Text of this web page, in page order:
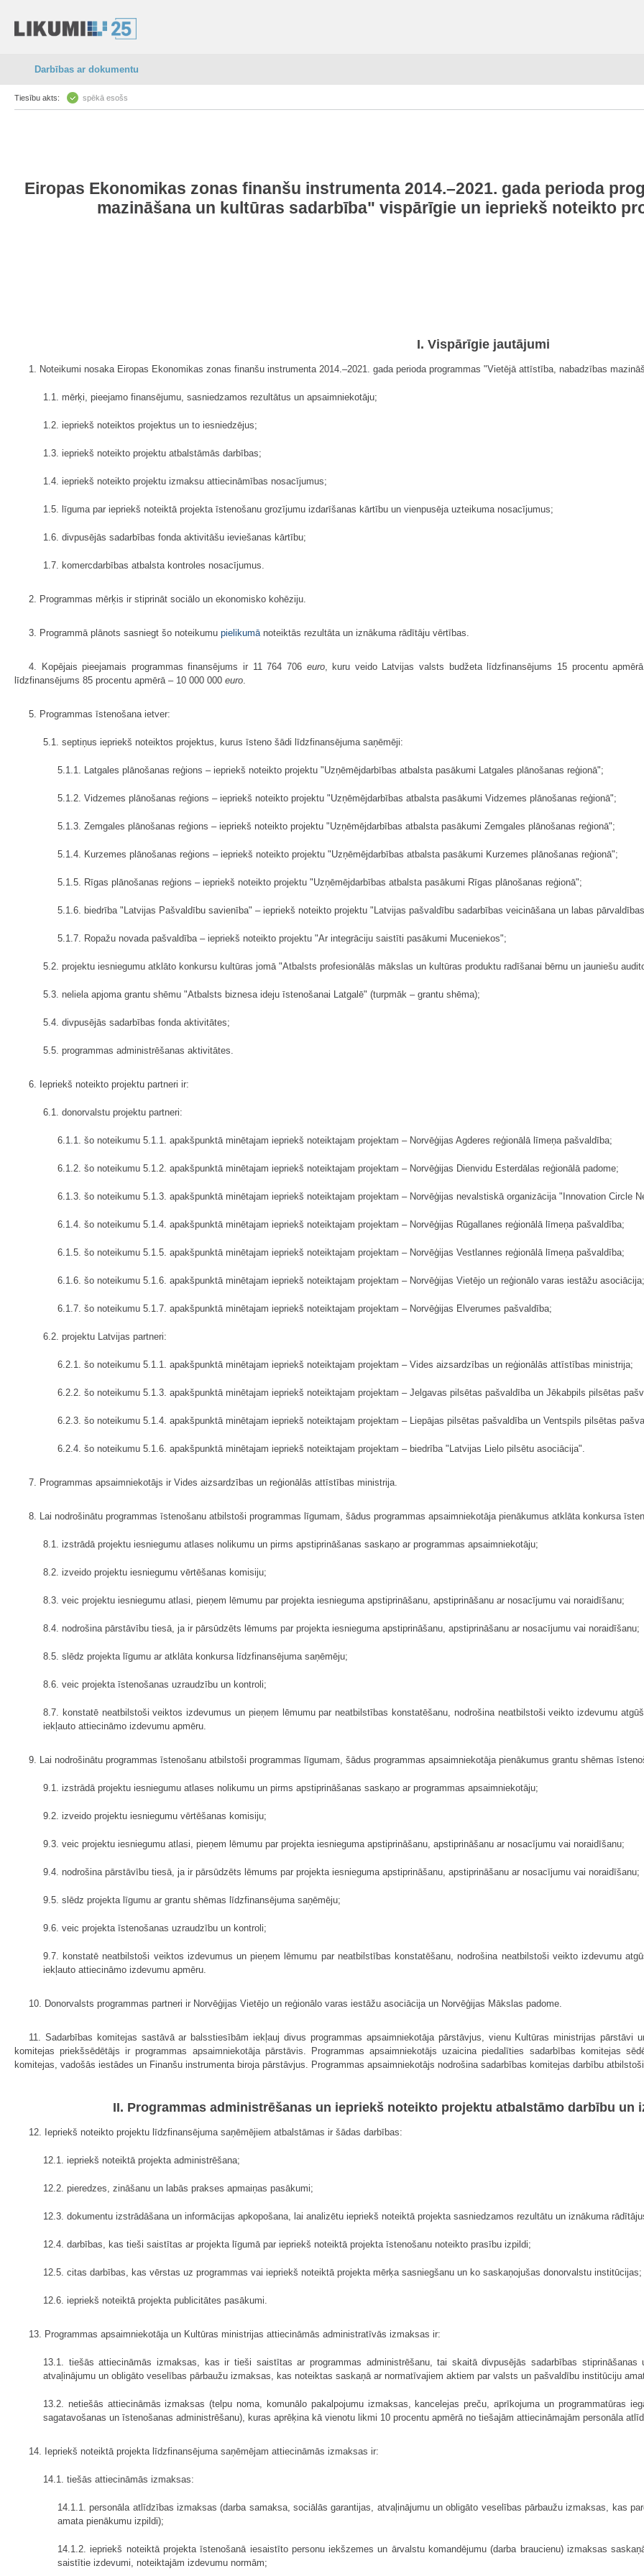
Darbības ar dokumentu
Tiesību akts: spēkā esošs
Eiropas Ekonomikas zonas finanšu instrumenta 2014.–2021. gada perioda
mazināšana un kultūras sadarbība" vispārīgie un iepriekš noteikto
I. Vispārīgie jautājumi
1. Noteikumi nosaka Eiropas Ekonomikas zonas finanšu instrumenta 2014.–2021. gada perioda programmas "Vietējā attīstība, nabadzības
1.1. mērķi, pieejamo finansējumu, sasniedzamos rezultātus un apsaimniekotāju;
1.2. iepriekš noteiktos projektus un to iesniedzējus;
1.3. iepriekš noteikto projektu atbalstāmās darbības;
1.4. iepriekš noteikto projektu izmaksu attiecināmības nosacījumus;
1.5. līguma par iepriekš noteiktā projekta īstenošanu grozījumu izdarīšanas kārtību un vienpusēja uzteikuma nosacījumus;
1.6. divpusējās sadarbības fonda aktivitāšu ieviešanas kārtību;
1.7. komercdarbības atbalsta kontroles nosacījumus.
2. Programmas mērķis ir stiprināt sociālo un ekonomisko kohēziju.
3. Programmā plānots sasniegt šo noteikumu pielikumā noteiktās rezultāta un iznākuma rādītāju vērtības.
4. Kopējais pieejamais programmas finansējums ir 11 764 706 euro, kuru veido Latvijas valsts budžeta līdzfinansējums 15 procentu
līdzfinansējums 85 procentu apmērā – 10 000 000 euro
5. Programmas īstenošana ietver:
5.1. septiņus iepriekš noteiktos projektus, kurus īsteno šādi līdzfinansējuma saņēmēji:
5.1.1. Latgales plānošanas reģions – iepriekš noteikto projektu "Uzņēmējdarbības atbalsta pasākumi Latgales plānošanas reģionā";
5.1.2. Vidzemes plānošanas reģions – iepriekš noteikto projektu "Uzņēmējdarbības atbalsta pasākumi Vidzemes plānošanas reģionā";
5.1.3. Zemgales plānošanas reģions – iepriekš noteikto projektu "Uzņēmējdarbības atbalsta pasākumi Zemgales plānošanas reģionā";
5.1.4. Kurzemes plānošanas reģions – iepriekš noteikto projektu "Uzņēmējdarbības atbalsta pasākumi Kurzemes plānošanas reģionā";
5.1.5. Rīgas plānošanas reģions – iepriekš noteikto projektu "Uzņēmējdarbības atbalsta pasākumi Rīgas plānošanas reģionā";
5.1.6. biedrība "Latvijas Pašvaldību savienība" – iepriekš noteikto projektu "Latvijas pašvaldību sadarbības veicināšana un labas
5.1.7. Ropažu novada pašvaldība – iepriekš noteikto projektu "Ar integrāciju saistīti pasākumi Muceniekos";
5.2. projektu iesniegumu atklāto konkursu kultūras jomā "Atbalsts profesionālās mākslas un kultūras produktu radīšanai bērnu un jauniešu
5.3. neliela apjoma grantu shēmu "Atbalsts biznesa ideju īstenošanai Latgalē" (turpmāk – grantu shēma);
5.4. divpusējās sadarbības fonda aktivitātes;
5.5. programmas administrēšanas aktivitātes.
6. Iepriekš noteikto projektu partneri ir:
6.1. donorvalstu projektu partneri:
6.1.1. šo noteikumu 5.1.1. apakšpunktā minētajam iepriekš noteiktajam projektam – Norvēģijas Agderes reģionālā līmeņa pašvaldība;
6.1.2. šo noteikumu 5.1.2. apakšpunktā minētajam iepriekš noteiktajam projektam – Norvēģijas Dienvidu Esterdālas reģionālā padome;
6.1.3. šo noteikumu 5.1.3. apakšpunktā minētajam iepriekš noteiktajam projektam – Norvēģijas nevalstiskā organizācija "Innovation Circle
6.1.4. šo noteikumu 5.1.4. apakšpunktā minētajam iepriekš noteiktajam projektam – Norvēģijas Rūgallanes reģionālā līmeņa pašvaldība;
6.1.5. šo noteikumu 5.1.5. apakšpunktā minētajam iepriekš noteiktajam projektam – Norvēģijas Vestlannes reģionālā līmeņa pašvaldība;
6.1.6. šo noteikumu 5.1.6. apakšpunktā minētajam iepriekš noteiktajam projektam – Norvēģijas Vietējo un reģionālo varas iestāžu asociācija;
6.1.7. šo noteikumu 5.1.7. apakšpunktā minētajam iepriekš noteiktajam projektam – Norvēģijas Elverumes pašvaldība;
6.2. projektu Latvijas partneri:
6.2.1. šo noteikumu 5.1.1. apakšpunktā minētajam iepriekš noteiktajam projektam – Vides aizsardzības un reģionālās attīstības ministrija;
6.2.2. šo noteikumu 5.1.3. apakšpunktā minētajam iepriekš noteiktajam projektam – Jelgavas pilsētas pašvaldība un Jēkabpils pilsētas
6.2.3. šo noteikumu 5.1.4. apakšpunktā minētajam iepriekš noteiktajam projektam – Liepājas pilsētas pašvaldība un Ventspils pilsētas
6.2.4. šo noteikumu 5.1.6. apakšpunktā minētajam iepriekš noteiktajam projektam – biedrība "Latvijas Lielo pilsētu asociācija".
7. Programmas apsaimniekotājs ir Vides aizsardzības un reģionālās attīstības ministrija.
8. Lai nodrošinātu programmas īstenošanu atbilstoši programmas līgumam, šādus programmas apsaimniekotāja pienākumus atklāta konkursa
8.1. izstrādā projektu iesniegumu atlases nolikumu un pirms apstiprināšanas saskaņo ar programmas apsaimniekotāju;
8.2. izveido projektu iesniegumu vērtēšanas komisiju;
8.3. veic projektu iesniegumu atlasi, pieņem lēmumu par projekta iesnieguma apstiprināšanu, apstiprināšanu ar nosacījumu vai noraidīšanu;
8.4. nodrošina pārstāvību tiesā, ja ir pārsūdzēts lēmums par projekta iesnieguma apstiprināšanu, apstiprināšanu ar nosacījumu vai noraidīšanu;
8.5. slēdz projekta līgumu ar atklāta konkursa līdzfinansējuma saņēmēju;
8.6. veic projekta īstenošanas uzraudzību un kontroli;
8.7. konstatē neatbilstoši veiktos izdevumus un pieņem lēmumu par neatbilstības konstatēšanu, nodrošina neatbilstoši veikto izdevumu
iekļauto attiecināmo izdevumu apmēru.
9. Lai nodrošinātu programmas īstenošanu atbilstoši programmas līgumam, šādus programmas apsaimniekotāja pienākumus grantu shēmas
9.1. izstrādā projektu iesniegumu atlases nolikumu un pirms apstiprināšanas saskaņo ar programmas apsaimniekotāju;
9.2. izveido projektu iesniegumu vērtēšanas komisiju;
9.3. veic projektu iesniegumu atlasi, pieņem lēmumu par projekta iesnieguma apstiprināšanu, apstiprināšanu ar nosacījumu vai noraidīšanu;
9.4. nodrošina pārstāvību tiesā, ja ir pārsūdzēts lēmums par projekta iesnieguma apstiprināšanu, apstiprināšanu ar nosacījumu vai noraidīšanu;
9.5. slēdz projekta līgumu ar grantu shēmas līdzfinansējuma saņēmēju;
9.6. veic projekta īstenošanas uzraudzību un kontroli;
9.7. konstatē neatbilstoši veiktos izdevumus un pieņem lēmumu par neatbilstības konstatēšanu, nodrošina neatbilstoši veikto izdevumu
iekļauto attiecināmo izdevumu apmēru.
10. Donorvalsts programmas partneri ir Norvēģijas Vietējo un reģionālo varas iestāžu asociācija un Norvēģijas Mākslas padome.
11. Sadarbības komitejas sastāvā ar balsstiesībām iekļauj divus programmas apsaimniekotāja pārstāvjus, vienu Kultūras ministrijas pārstāvi
komitejas priekšsēdētājs ir programmas apsaimniekotāja pārstāvis. Programmas apsaimniekotājs uzaicina piedalīties sadarbības komitejas
komitejas, vadošās iestādes un Finanšu instrumenta biroja pārstāvjus. Programmas apsaimniekotājs nodrošina sadarbības komitejas darbību
II. Programmas administrēšanas un iepriekš noteikto projektu atbalstāmo darbību un
12. Iepriekš noteikto projektu līdzfinansējuma saņēmējiem atbalstāmas ir šādas darbības:
12.1. iepriekš noteiktā projekta administrēšana;
12.2. pieredzes, zināšanu un labās prakses apmaiņas pasākumi;
12.3. dokumentu izstrādāšana un informācijas apkopošana, lai analizētu iepriekš noteiktā projekta sasniedzamos rezultātu un iznākuma
12.4. darbības, kas tieši saistītas ar projekta līgumā par iepriekš noteiktā projekta īstenošanu noteikto prasību izpildi;
12.5. citas darbības, kas vērstas uz programmas vai iepriekš noteiktā projekta mērķa sasniegšanu un ko saskaņojušas donorvalstu institūcijas;
12.6. iepriekš noteiktā projekta publicitātes pasākumi.
13. Programmas apsaimniekotāja un Kultūras ministrijas attiecināmās administratīvās izmaksas ir:
13.1. tiešās attiecināmās izmaksas, kas ir tieši saistītas ar programmas administrēšanu, tai skaitā divpusējās sadarbības
atvaļinājumu un obligāto veselības pārbaužu izmaksas, kas noteiktas saskaņā ar normatīvajiem aktiem par valsts un pašvaldību institūciju
13.2. netiešās attiecināmās izmaksas (telpu noma, komunālo pakalpojumu izmaksas, kancelejas preču, aprīkojuma un programmatūras
sagatavošanas un īstenošanas administrēšanu), kuras aprēķina kā vienotu likmi 10 procentu apmērā no tiešajām attiecināmajām personāla
14. Iepriekš noteiktā projekta līdzfinansējuma saņēmējam attiecināmās izmaksas ir:
14.1. tiešās attiecināmās izmaksas:
14.1.1. personāla atlīdzības izmaksas (darba samaksa, sociālās garantijas, atvaļinājumu un obligāto veselības pārbaužu izmaksas, kas
amata pienākumu izpildi);
14.1.2. iepriekš noteiktā projekta īstenošanā iesaistīto personu iekšzemes un ārvalstu komandējumu (darba braucienu) izmaksas
saistītie izdevumi, noteiktajām izdevumu normām;